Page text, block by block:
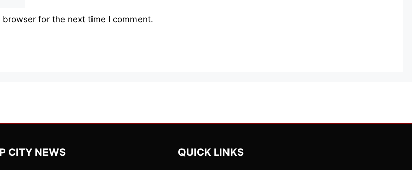
for the next time I comment.
CITY NEWS QUICK LINKS